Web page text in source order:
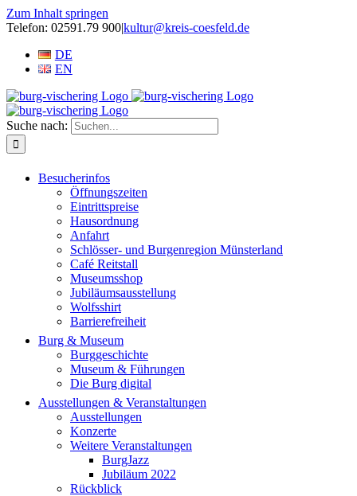
Zum Inhalt springen
Telefon: 02591.79 900|kultur@kreis-coesfeld.de
DE
EN
Suche nach:
Besucherinfos
Öffnungszeiten
Eintrittspreise
Hausordnung
Anfahrt
Schlösser- und Burgenregion Münsterland
Café Reitstall
Museumsshop
Jubiläumsausstellung
Wolfsshirt
Barrierefreiheit
Burg & Museum
Burggeschichte
Museum & Führungen
Die Burg digital
Ausstellungen & Veranstaltungen
Ausstellungen
Konzerte
Weitere Veranstaltungen
BurgJazz
Jubiläum 2022
Rückblick